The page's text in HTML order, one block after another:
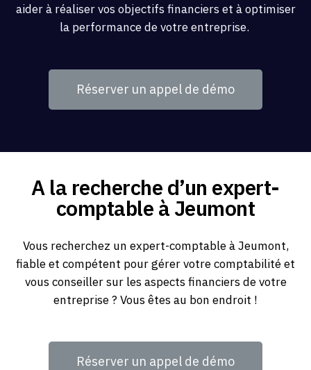
aider à réaliser vos objectifs financiers et à optimiser
la performance de votre entreprise.
Réserver un appel de démo
A la recherche d’un expert-
comptable à Jeumont
Vous recherchez un expert-comptable à Jeumont,
fiable et compétent pour gérer votre comptabilité et
vous conseiller sur les aspects financiers de votre
entreprise ? Vous êtes au bon endroit !
Réserver un appel de démo